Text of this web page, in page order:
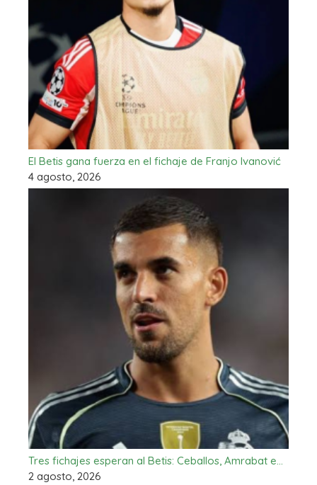
El Betis gana fuerza en el fichaje de Franjo Ivanović
4 agosto, 2026
Tres fichajes esperan al Betis: Ceballos, Amrabat e…
2 agosto, 2026